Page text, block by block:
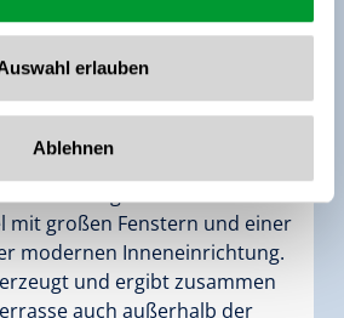
erlauben
Ablehnen
Opal
m² |Belegung:1 - 6 Personen
mit großen Fenstern und einer
modernen Inneneinrichtung.
und ergibt zusammen
auch außerhalb der